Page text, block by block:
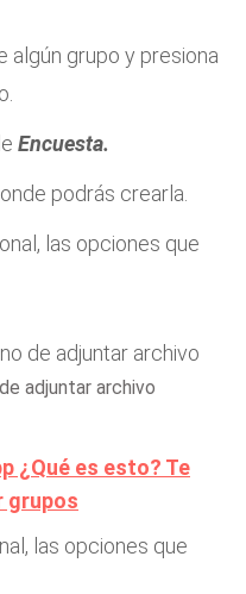
algún grupo y presiona
Encuesta.
podrás crearla.
las opciones que
adjuntar archivo
¿Qué es esto? Te
grupos